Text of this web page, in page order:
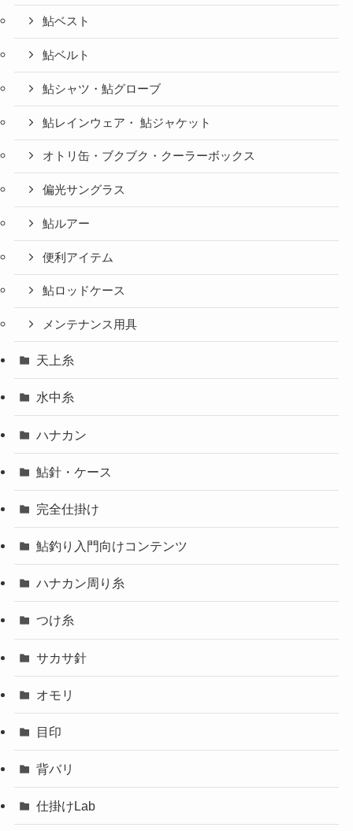
鮎ベスト
鮎ベルト
鮎シャツ・鮎グローブ
鮎レインウェア・ 鮎ジャケット
オトリ缶・ブクブク・クーラーボックス
偏光サングラス
鮎ルアー
便利アイテム
鮎ロッドケース
メンテナンス用具
天上糸
水中糸
ハナカン
鮎針・ケース
完全仕掛け
鮎釣り入門向けコンテンツ
ハナカン周り糸
つけ糸
サカサ針
オモリ
目印
背バリ
仕掛けLab